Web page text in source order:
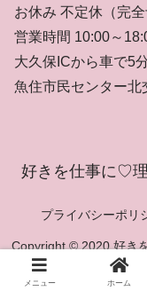
お休み 不定休（完全
営業時間 10:00～
大久保ICから車で5
魚住市民センター北
好きを仕事に♡
プライバシーポリ
Copyright © 2020 好き
サポ
メニュー ホーム